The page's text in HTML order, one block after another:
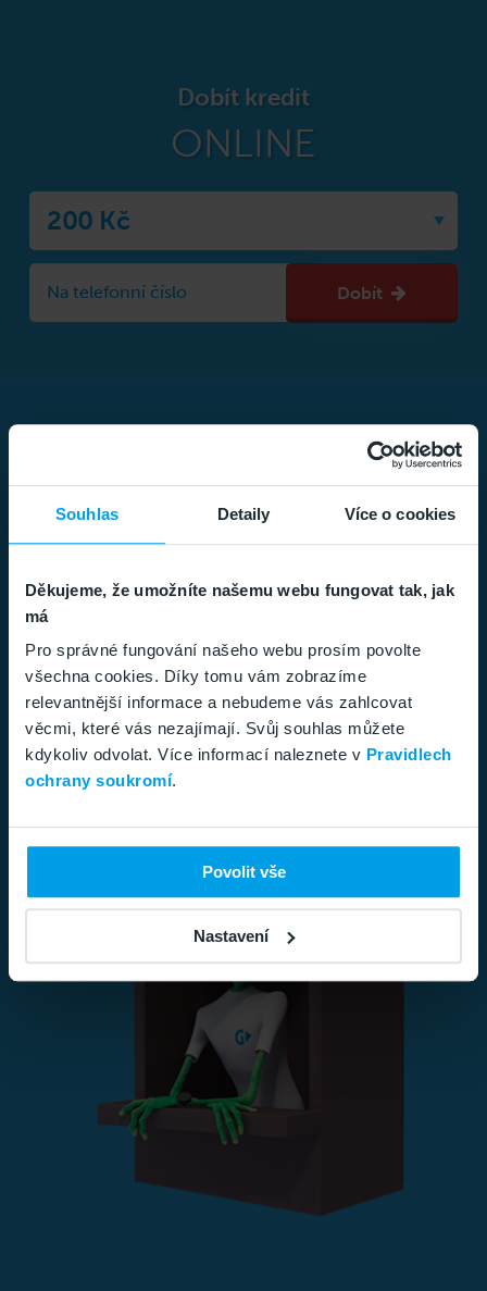
Souhlas Detaily Více o cookies
Děkujeme, že umožníte našemu webu fungovat tak, jak
má
Pro správné fungování našeho webu prosím povolte
všechna cookies. Díky tomu vám zobrazíme
relevantnější informace a nebudeme vás zahlcovat
věcmi, které vás nezajímají. Svůj souhlas můžete
kdykoliv odvolat. Více informací naleznete v Pravidlech
ochrany soukromí.
Povolit vše
Nastavení
Dobít kredit
ONLINE
Dobít